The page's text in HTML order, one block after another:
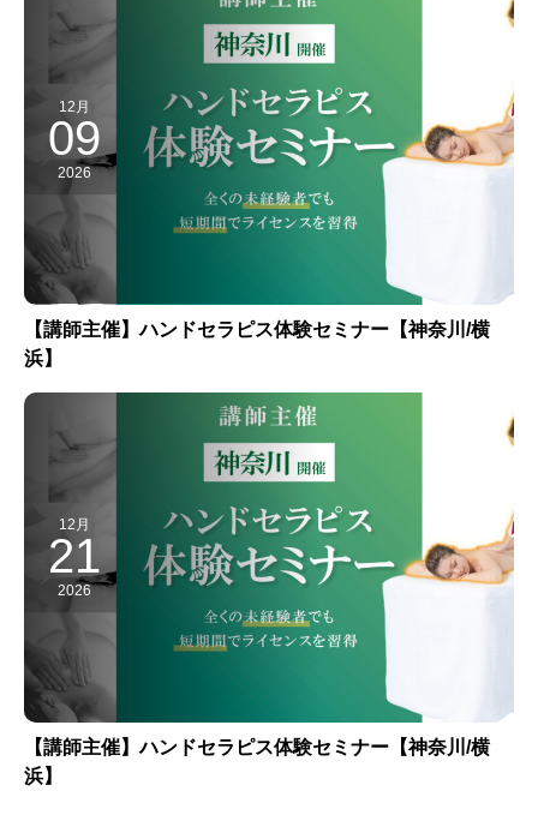
12月
09
2026
【講師主催】ハンドセラピス体験セミナー【神奈川/横
浜】
12月
21
2026
【講師主催】ハンドセラピス体験セミナー【神奈川/横
浜】